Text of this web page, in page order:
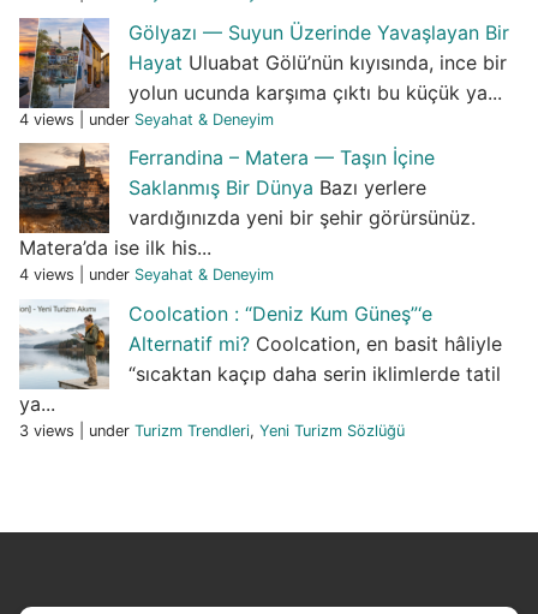
Gölyazı — Suyun Üzerinde Yavaşlayan Bir
Hayat Uluabat Gölü’nün kıyısında, ince bir
yolun ucunda karşıma çıktı bu küçük ya...
4 views under Seyahat & Deneyim
Ferrandina – Matera — Taşın İçine
Saklanmış Bir Dünya Bazı yerlere
vardığınızda yeni bir şehir görürsünüz.
Matera’da ise ilk his...
4 views under Seyahat & Deneyim
Coolcation : “Deniz Kum Güneş”‘e
Alternatif mi? Coolcation, en basit hâliyle
“sıcaktan kaçıp daha serin iklimlerde tatil
ya...
3 views under Turizm Trendleri, Yeni Turizm Sözlüğü